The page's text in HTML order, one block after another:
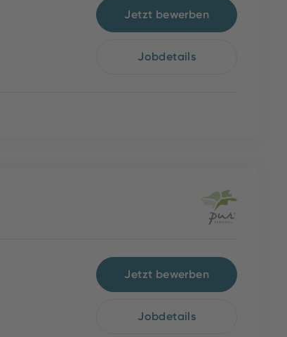
Jetzt bewerben
Jobdetails
Jetzt bewerben
Jobdetails